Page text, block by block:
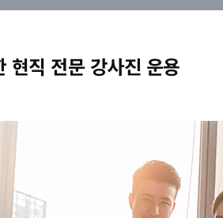
현직 전문 강사진 운용